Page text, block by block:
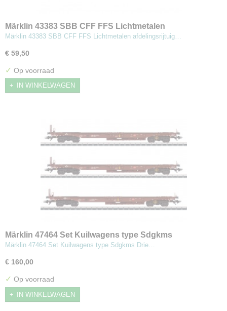
Märklin 43383 SBB CFF FFS Lichtmetalen
afdelingsrijtuig 2e klas
Märklin 43383 SBB CFF FFS Lichtmetalen afdelingsrijtuig…
€ 59,50
✓ Op voorraad
IN WINKELWAGEN
Märklin 47464 Set Kuilwagens type Sdgkms
Märklin 47464 Set Kuilwagens type Sdgkms Drie…
€ 160,00
✓ Op voorraad
IN WINKELWAGEN